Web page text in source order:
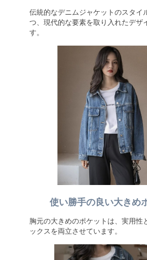
伝統的なデニムジャケットのスタイ
つ、現代的な要素を取り入れたデザ
す。
使い勝手の良い大きめ
胸元の大きめのポケットは、実用性
ックスを両立させています。